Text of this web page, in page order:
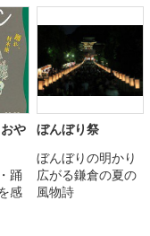
や
踊
感
ぼんぼり祭
ぼんぼりの明かり
広がる鎌倉の夏の
風物詩